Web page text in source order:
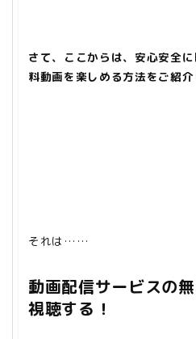
さて、ここからは、安心安全に
料動画を楽しめる方法をご紹介
それは……
動画配信サービスの
視聴する！